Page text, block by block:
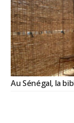
Au Sénégal, la